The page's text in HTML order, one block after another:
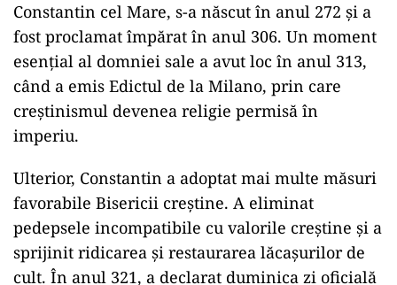
Constantin cel Mare, s-a născut în anul 272 și a
fost proclamat împărat în anul 306. Un moment
esențial al domniei sale a avut loc în anul 313,
când a emis Edictul de la Milano, prin care
creștinismul devenea religie permisă în
imperiu.
Ulterior, Constantin a adoptat mai multe măsuri
favorabile Bisericii creștine. A eliminat
pedepsele incompatibile cu valorile creștine și a
sprijinit ridicarea și restaurarea lăcașurilor de
cult. În anul 321, a declarat duminica zi oficială